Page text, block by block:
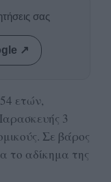
σας
↗
ετών,
3
Σε βάρος
το αδίκημα της